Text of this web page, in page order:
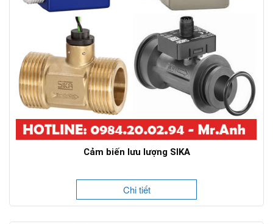
Cảm biến lưu lượng SIKA
Chi tiết